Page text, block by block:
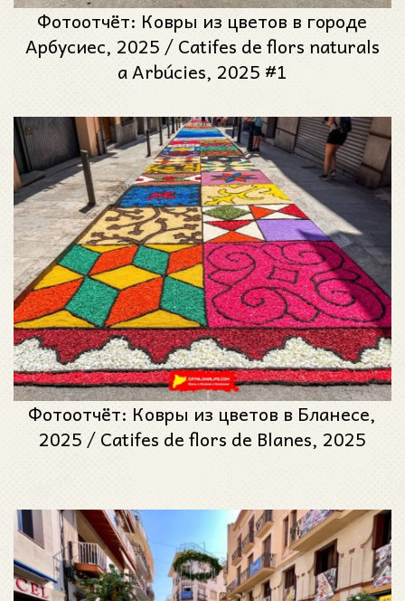
Фотоотчёт: Ковры из цветов в городе
Арбусиес, 2025 / Catifes de flors naturals
a Arbúcies, 2025 #1
Фотоотчёт: Ковры из цветов в Бланесе,
2025 / Catifes de flors de Blanes, 2025